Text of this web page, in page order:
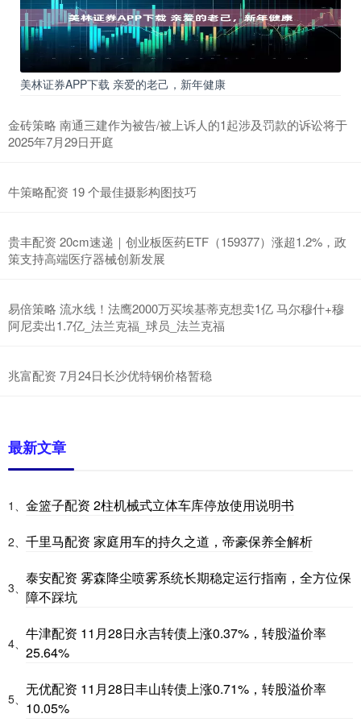
美林证券APP下载 亲爱的老己，新年健康
金砖策略 南通三建作为被告/被上诉人的1起涉及罚款的诉讼将于
2025年7月29日开庭
牛策略配资 19 个最佳摄影构图技巧
贵丰配资 20cm速递｜创业板医药ETF（159377）涨超1.2%，政
策支持高端医疗器械创新发展
易倍策略 流水线！法鹰2000万买埃基蒂克想卖1亿 马尔穆什+穆
阿尼卖出1.7亿_法兰克福_球员_法兰克福
兆富配资 7月24日长沙优特钢价格暂稳
最新文章
1、 金篮子配资 2柱机械式立体车库停放使用说明书
2、 千里马配资 家庭用车的持久之道，帝豪保养全解析
3、
泰安配资 雾森降尘喷雾系统长期稳定运行指南，全方位保
障不踩坑
4、
牛津配资 11月28日永吉转债上涨0.37%，转股溢价率
25.64%
5、
无优配资 11月28日丰山转债上涨0.71%，转股溢价率
10.05%